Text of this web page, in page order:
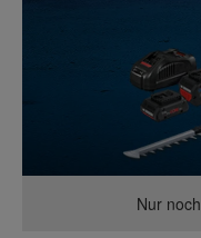
Nur noch